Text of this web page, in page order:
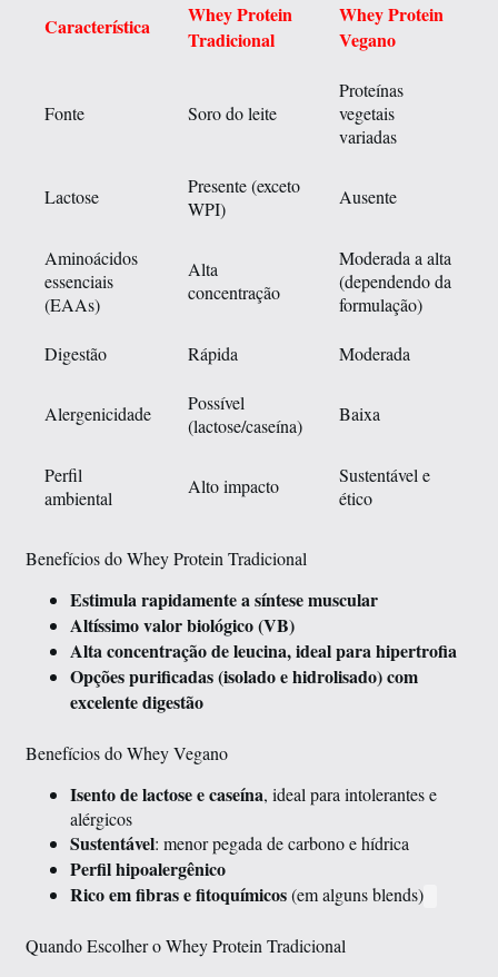
Característica
Whey Protein
Tradicional
Whey Protein
Vegano
Fonte Soro do leite
Proteínas
vegetais
variadas
Lactose
Presente (exceto
WPI)
Ausente
Aminoácidos
essenciais
(EAAs)
Alta
concentração
Moderada a alta
(dependendo da
formulação)
Digestão Rápida Moderada
Alergenicidade
Possível
(lactose/caseína)
Baixa
Perfil
ambiental
Alto impacto
Sustentável e
ético
Benefícios do Whey Protein Tradicional
Estimula rapidamente a síntese muscular
Altíssimo valor biológico (VB)
Alta concentração de leucina, ideal para hipertrofia
Opções purificadas (isolado e hidrolisado) com
excelente digestão
Benefícios do Whey Vegano
Isento de lactose e caseína, ideal para intolerantes e
alérgicos
Sustentável: menor pegada de carbono e hídrica
Perfil hipoalergênico
Rico em fibras e fitoquímicos(em alguns blends)
Quando Escolher o Whey Protein Tradicional